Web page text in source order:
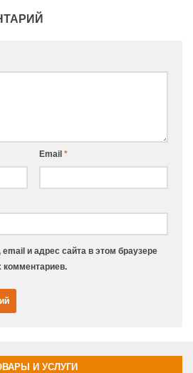
Email *
и адрес сайта в этом браузере
И УСЛУГИ